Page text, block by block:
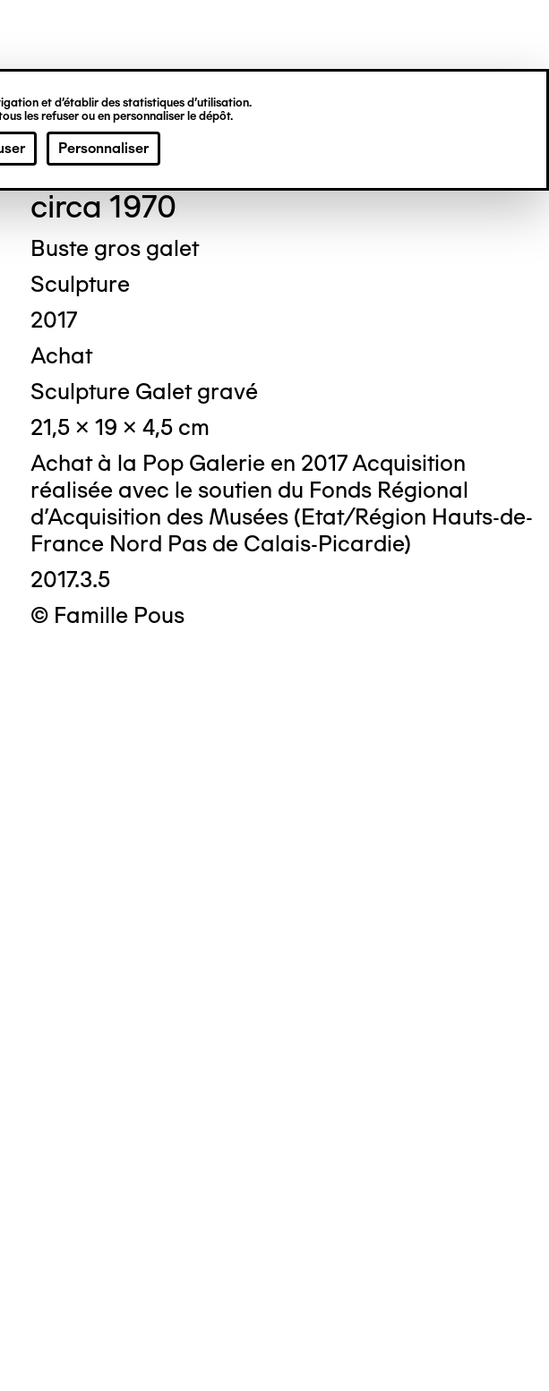
et d’établir des statistiques d’utilisation.
les refuser ou en personnaliser le dépôt.
Personnaliser
Jean POUS
circa 1970
Buste gros galet
Sculpture
2017
Achat
Sculpture Galet gravé
21,5 x 19 x 4,5 cm
Achat à la Pop Galerie en 2017 Acquisition
réalisée avec le soutien du Fonds Régional
d’Acquisition des Musées (Etat/Région Hauts-de-
France Nord Pas de Calais-Picardie)
2017.3.5
© Famille Pous